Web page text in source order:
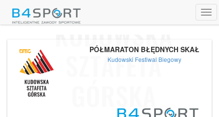
PÓŁMARATON BŁĘDNYCH SKAŁ
Kudowski Festiwal Biegowy